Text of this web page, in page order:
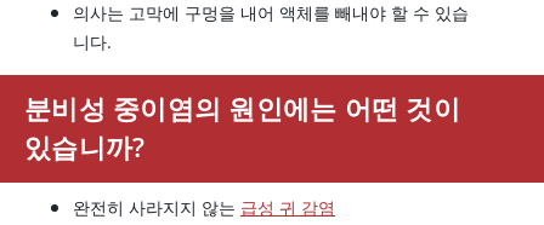
의사는 고막에 구멍을 내어 액체를 빼내야 할 수 있습
니다.
분비성 중이염의 원인에는 어떤 것이
있습니까?
완전히 사라지지 않는 급성 귀 감염